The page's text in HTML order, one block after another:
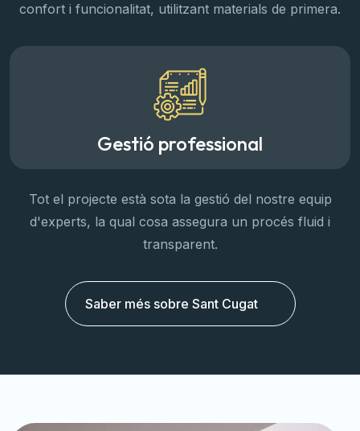
confort i funcionalitat, utilitzant materials de primera.
Gestió professional
Tot el projecte està sota la gestió del nostre equip
d'experts, la qual cosa assegura un procés fluid i
transparent.
Saber més sobre Sant Cugat